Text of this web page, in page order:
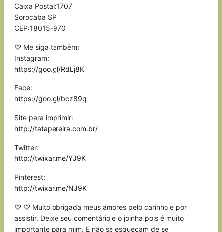
Caixa Postal:1707
Sorocaba SP
CEP:18015-970
♡ Me siga também:
Instagram:
https://goo.gl/RdLj8K
Face:
https://goo.gl/bcz89q
Site para imprimir:
http://tatapereira.com.br/
Twitter:
http://twixar.me/YJ9K
Pinterest:
http://twixar.me/NJ9K
♡ ♡ Muito obrigada meus amores pelo carinho e por
assistir. Deixe seu comentário e o joinha pois é muito
importante para mim. E não se esqueçam de se